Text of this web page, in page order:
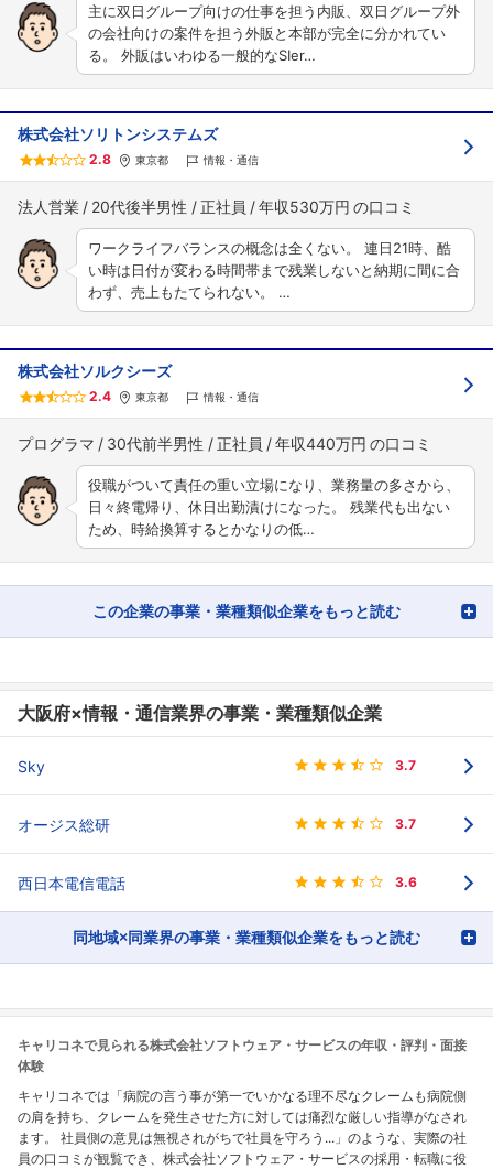
主に双日グループ向けの仕事を担う内販、双日グループ外
の会社向けの案件を担う外販と本部が完全に分かれてい
る。 外販はいわゆる一般的なSIer…
株式会社ソリトンシステムズ
2.8 東京都 情報・通信
法人営業 20代後半男性 正社員 年収530万円
ワークライフバランスの概念は全くない。 連日21時、酷
い時は日付が変わる時間帯まで残業しないと納期に間に合
わず、売上もたてられない。 …
株式会社ソルクシーズ
2.4 東京都 情報・通信
プログラマ 30代前半男性 正社員 年収440万円
役職がついて責任の重い立場になり、業務量の多さから、
日々終電帰り、休日出勤漬けになった。 残業代も出ない
ため、時給換算するとかなりの低…
この企業の事業・業種類似企業をもっと読む
大阪府×情報・通信業界の事業・業種類似企業
Sky 3.7
オージス総研 3.7
西日本電信電話 3.6
同地域×同業界の事業・業種類似企業をもっと読む
キャリコネで見られる株式会社ソフトウェア・サービスの年収・評判・面接
体験
キャリコネでは「病院の言う事が第一でいかなる理不尽なクレームも病院側
の肩を持ち、クレームを発生させた方に対しては痛烈な厳しい指導がなされ
ます。 社員側の意見は無視されがちで社員を守ろう...」のような、実際の社
員の口コミが観覧でき、株式会社ソフトウェア・サービスの採用・転職に役